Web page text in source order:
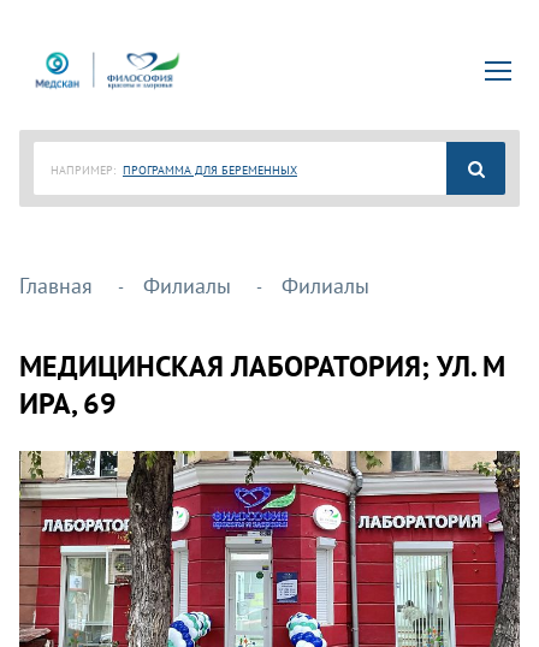
НАПРИМЕР: ПРОГРАММА ДЛЯ БЕРЕМЕННЫХ
Главная Филиалы Филиалы
МЕДИЦИНСКАЯ ЛАБОРАТОРИЯ; УЛ. М
ИРА, 69